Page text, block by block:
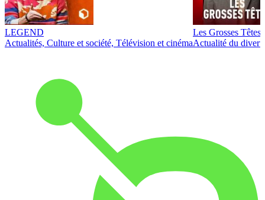
LEGEND
Actualités, Culture et société, Télévision et cinéma
Les Grosses Têtes
Actualité du